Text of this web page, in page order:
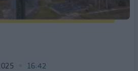
16:42